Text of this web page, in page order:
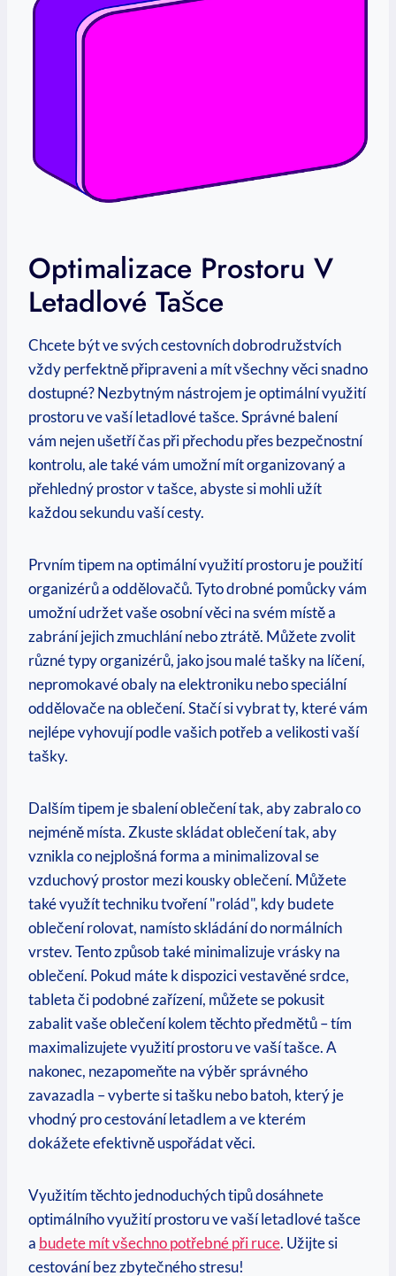
Optimalizace Prostoru V
Letadlové Tašce
Chcete být ve svých cestovních⁢ dobrodružstvích
vždy ⁣perfektně připraveni a mít všechny věci snadno
dostupné? Nezbytným nástrojem je optimální využití
prostoru ve vaší letadlové tašce. Správné balení
vám nejen ušetří ⁣čas při přechodu přes bezpečnostní
kontrolu, ale také vám umožní mít organizovaný a
přehledný prostor⁤ v ‍tašce,‍ abyste si mohli užít
⁢každou sekundu vaší cesty.
Prvním tipem⁤ na optimální využití prostoru je ‍použití
organizérů a oddělovačů. Tyto drobné⁢ pomůcky vám
umožní udržet vaše​ osobní⁢ věci na svém místě a
zabrání jejich zmuchlání nebo​ ztrátě. Můžete⁣ zvolit‍
různé typy organizérů, jako jsou malé tašky na líčení,
nepromokavé obaly na elektroniku nebo speciální
oddělovače na oblečení. Stačí si vybrat ty, které​ vám
nejlépe vyhovují podle vašich potřeb a velikosti vaší⁢
tašky.
Dalším tipem je sbalení oblečení‌ tak, aby‍ zabralo co
nejméně místa. Zkuste skládat oblečení tak, aby
vznikla co nejplošná forma a minimalizoval se
vzduchový prostor mezi kousky oblečení. Můžete
také využít techniku tvoření "rolád", kdy budete
oblečení rolovat,⁢ namísto skládání do‌ normálních
vrstev. Tento způsob také minimalizuje vrásky na
oblečení. ‌Pokud máte k dispozici vestavěné srdce,
tableta či podobné zařízení,⁤ můžete se pokusit
zabalit vaše oblečení kolem těchto⁢ předmětů – tím
maximalizujete využití prostoru ‌ve⁣ vaší tašce. A
nakonec, nezapomeňte na výběr správného
zavazadla – vyberte si tašku nebo batoh, který je
⁣vhodný pro cestování letadlem a ‍ve kterém
dokážete efektivně uspořádat věci.
Využitím těchto⁣ jednoduchých tipů dosáhnete
optimálního využití prostoru ve vaší letadlové tašce
a⁢ budete mít všechno potřebné při ruce. Užijte‍ si
cestování bez⁣ zbytečného ⁤stresu!